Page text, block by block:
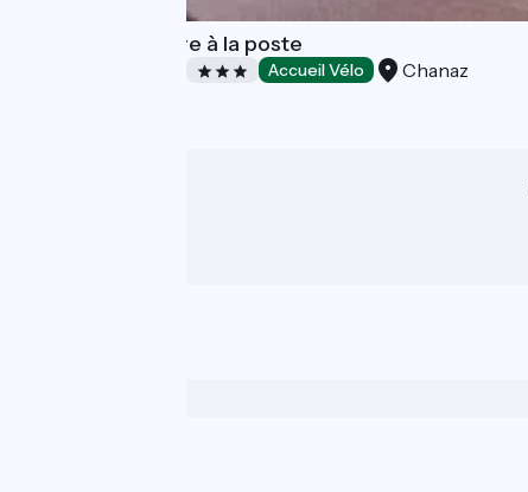
Comme une lettre à la poste
Accueil Vélo Chanaz